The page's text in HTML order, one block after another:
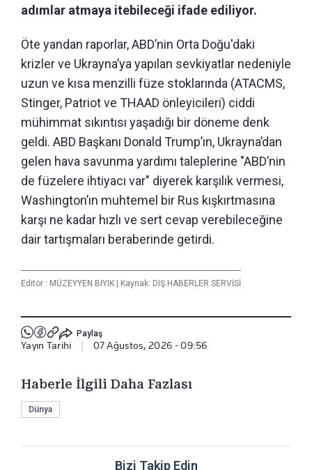
adımlar atmaya itebileceği ifade ediliyor.
Öte yandan raporlar, ABD’nin Orta Doğu'daki
krizler ve Ukrayna’ya yapılan sevkiyatlar nedeniyle
uzun ve kısa menzilli füze stoklarında (ATACMS,
Stinger, Patriot ve THAAD önleyicileri) ciddi
mühimmat sıkıntısı yaşadığı bir döneme denk
geldi. ABD Başkanı Donald Trump’ın, Ukrayna’dan
gelen hava savunma yardımı taleplerine "ABD’nin
de füzelere ihtiyacı var" diyerek karşılık vermesi,
Washington’ın muhtemel bir Rus kışkırtmasına
karşı ne kadar hızlı ve sert cevap verebileceğine
dair tartışmaları beraberinde getirdi.
Editör : MÜZEYYEN BIYIK Kaynak: DIŞ HABERLER SERVİSİ
Paylaş
Yayın Tarihi 07 Ağustos, 2026 - 09:56
Haberle İlgili Daha Fazlası
Dünya
Bizi Takip Edin